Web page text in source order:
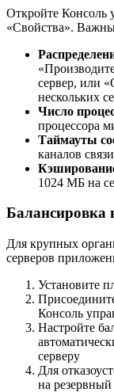
Откройте Консоль
«Свойства».
сервер, или
нескольких
Число
процессора
Таймауты
каналов
1024 МБ на
Балансировка
Для крупных
серверов
Установите
Консоль
Настройте
серверу
Для
на резервный